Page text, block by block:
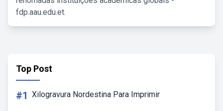
fdp.aau.edu.et.
Top Post
#1 Xilogravura Nordestina Para Imprimir